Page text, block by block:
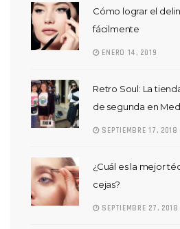
Cómo lograr el
fácilmente
ENERO 14, 2019
Retro Soul: La
de segunda en
SEPTIEMBRE 17, 2018
¿Cuál es la mejor
cejas?
SEPTIEMBRE 27, 2018